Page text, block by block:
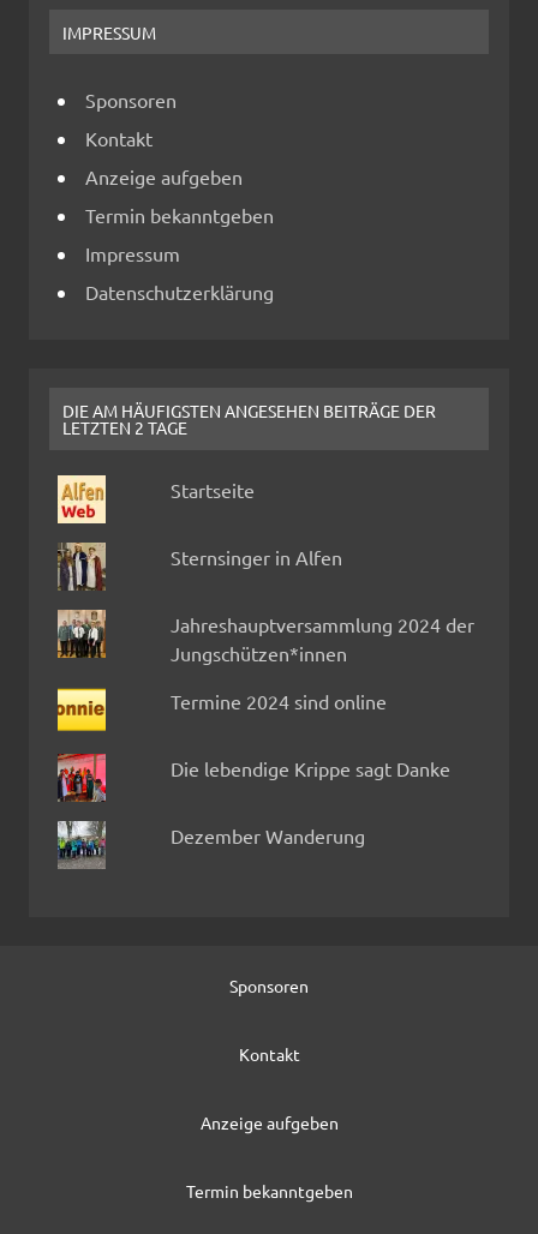
IMPRESSUM
Sponsoren
Kontakt
Anzeige aufgeben
Termin bekanntgeben
Impressum
Datenschutzerklärung
DIE AM HÄUFIGSTEN ANGESEHEN BEITRÄGE DER
LETZTEN 2 TAGE
Startseite
Sternsinger in Alfen
Jahreshauptversammlung 2024 der
Jungschützen*innen
Termine 2024 sind online
Die lebendige Krippe sagt Danke
Dezember Wanderung
Sponsoren
Kontakt
Anzeige aufgeben
Termin bekanntgeben